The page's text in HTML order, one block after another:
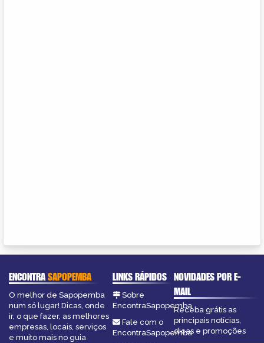
ENCONTRASAPOPEMBA
O melhor de Sapopemba
num só lugar! Dicas, onde
ir, o que fazer, as melhores
empresas, locais, serviços
e muito mais no guia
LINKS RÁPIDOS
Sobre
EncontraSapopemba
Fale com o
EncontraSapopemba
NOVIDADES POR E-
MAIL
Receba grátis as
principais notícias,
dicas e promoções